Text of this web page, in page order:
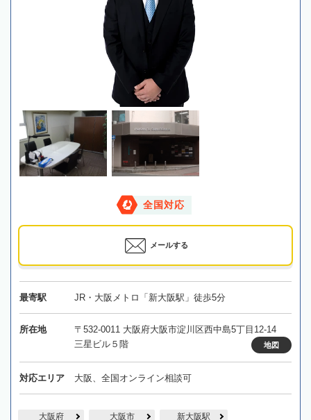
全国対応
メールする
最寄駅 JR・大阪メトロ「新大阪駅」徒歩5分
所在地
〒532-0011 大阪府大阪市淀川区西中島5丁目12-14
三星ビル５階
地図
対応エリア 大阪、全国オンライン相談可
大阪府 大阪市 新大阪駅